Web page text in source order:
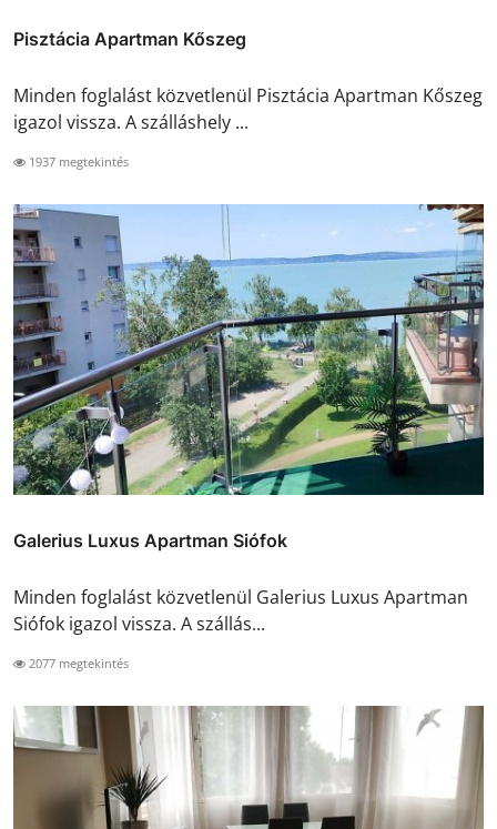
Pisztácia Apartman Kőszeg
Minden foglalást közvetlenül Pisztácia Apartman Kőszeg
igazol vissza. A szálláshely ...
1937 megtekintés
Galerius Luxus Apartman Siófok
Minden foglalást közvetlenül Galerius Luxus Apartman
Siófok igazol vissza. A szállás...
2077 megtekintés